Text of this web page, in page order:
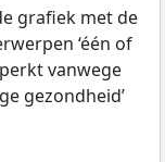
grafiek met de
‘één of
vanwege
gezondheid’